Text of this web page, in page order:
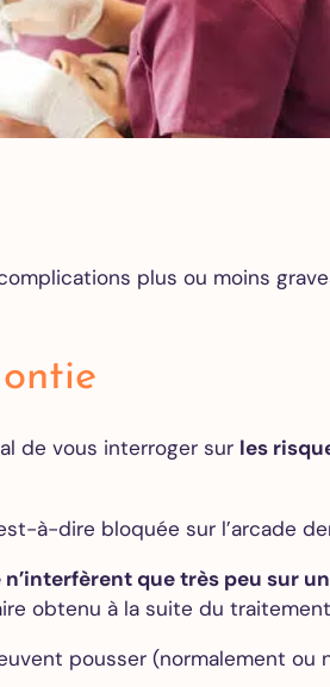
caries
nuit –
plus ou moins
de vous interroger sur les
à-dire bloquée sur l’arcade
n’interfèrent que très peu sur
obtenu à la suite du
pousser (normalement ou